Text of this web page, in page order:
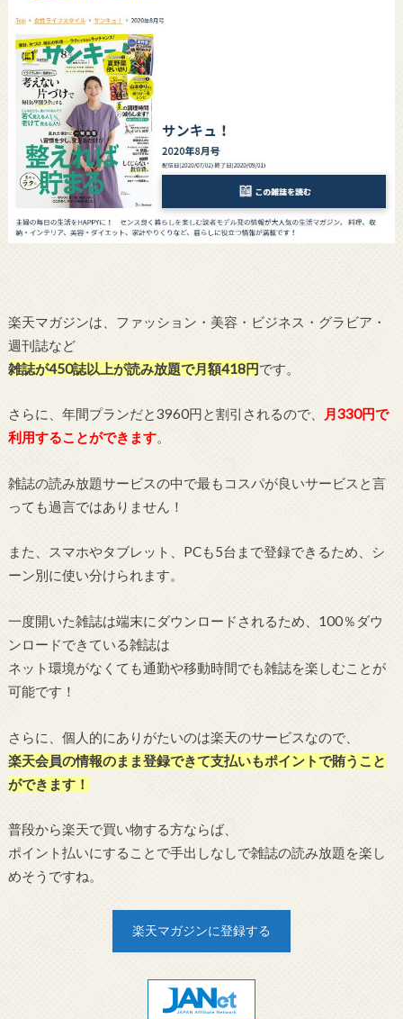
楽天マガジンは、ファッション・美容・ビジネス・グラビア・
週刊誌など
雑誌が450誌以上が読み放題で月額418円です。
さらに、年間プランだと3960円と割引されるので、
月330円で
利用することができます。
雑誌の読み放題サービスの中で最もコスパが良いサービスと言
っても過言ではありません！
また、スマホやタブレット、PCも5台まで登録できるため、シ
ーン別に使い分けられます。
一度開いた雑誌は端末にダウンロードされるため、100％ダウ
ンロードできている雑誌は
ネット環境がなくても通勤や移動時間でも雑誌を楽しむことが
可能です！
さらに、個人的にありがたいのは楽天のサービスなので、
楽天会員の情報のまま登録できて支払いもポイントで賄うこと
ができます！
普段から楽天で買い物する方ならば、
ポイント払いにすることで手出しなしで雑誌の読み放題を楽し
めそうですね。
楽天マガジンに登録する